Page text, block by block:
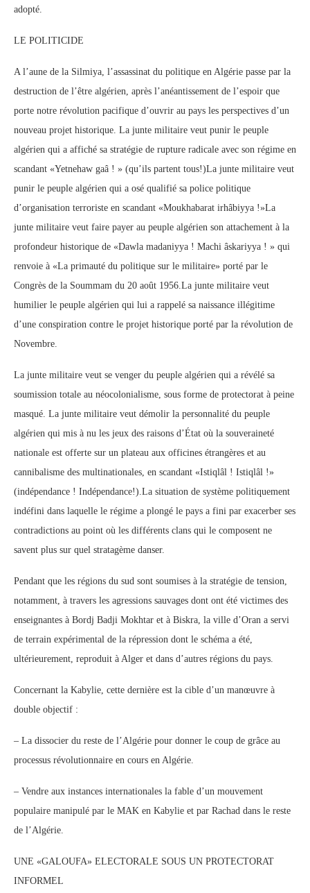
adopté.
LE POLITICIDE
A l’aune de la Silmiya, l’assassinat du politique en Algérie passe par la
destruction de l’être algérien, après l’anéantissement de l’espoir que
porte notre révolution pacifique d’ouvrir au pays les perspectives d’un
nouveau projet historique. La junte militaire veut punir le peuple
algérien qui a affiché sa stratégie de rupture radicale avec son régime en
scandant «Yetnehaw gaâ ! » (qu’ils partent tous!)La junte militaire veut
punir le peuple algérien qui a osé qualifié sa police politique
d’organisation terroriste en scandant «Moukhabarat irhâbiyya !»La
junte militaire veut faire payer au peuple algérien son attachement à la
profondeur historique de «Dawla madaniyya ! Machi âskariyya ! » qui
renvoie à «La primauté du politique sur le militaire» porté par le
Congrès de la Soummam du 20 août 1956.La junte militaire veut
humilier le peuple algérien qui lui a rappelé sa naissance illégitime
d’une conspiration contre le projet historique porté par la révolution de
Novembre.
La junte militaire veut se venger du peuple algérien qui a révélé sa
soumission totale au néocolonialisme, sous forme de protectorat à peine
masqué. La junte militaire veut démolir la personnalité du peuple
algérien qui mis à nu les jeux des raisons d’État où la souveraineté
nationale est offerte sur un plateau aux officines étrangères et au
cannibalisme des multinationales, en scandant «Istiqlâl ! Istiqlâl !»
(indépendance ! Indépendance!).La situation de système politiquement
indéfini dans laquelle le régime a plongé le pays a fini par exacerber ses
contradictions au point où les différents clans qui le composent ne
savent plus sur quel stratagème danser.
Pendant que les régions du sud sont soumises à la stratégie de tension,
notamment, à travers les agressions sauvages dont ont été victimes des
enseignantes à Bordj Badji Mokhtar et à Biskra, la ville d’Oran a servi
de terrain expérimental de la répression dont le schéma a été,
ultérieurement, reproduit à Alger et dans d’autres régions du pays.
Concernant la Kabylie, cette dernière est la cible d’un manœuvre à
double objectif :
– La dissocier du reste de l’Algérie pour donner le coup de grâce au
processus révolutionnaire en cours en Algérie.
– Vendre aux instances internationales la fable d’un mouvement
populaire manipulé par le MAK en Kabylie et par Rachad dans le reste
de l’Algérie.
UNE «GALOUFA» ELECTORALE SOUS UN PROTECTORAT
INFORMEL